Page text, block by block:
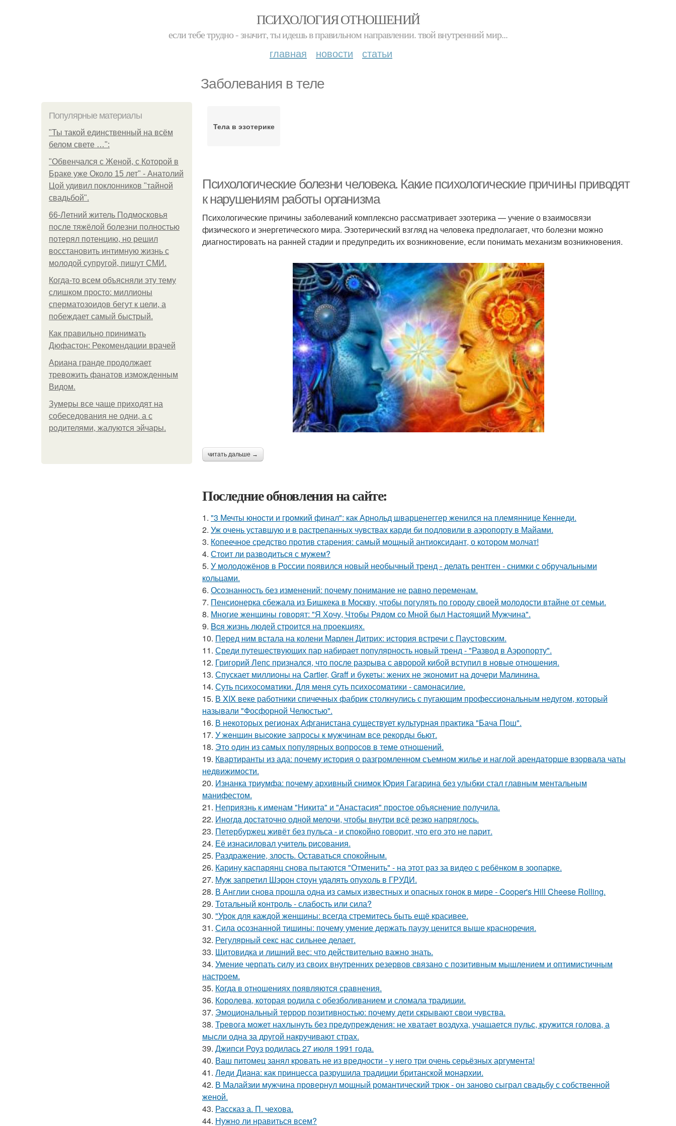
ПСИХОЛОГИЯ ОТНОШЕНИЙ
если тебе трудно - значит, ты идешь в правильном направлении. твой внутренний мир...
главная новости статьи
Заболевания в теле
Популярные материалы
"Ты такой единственный на всём
белом свете …":
"Обвенчался с Женой, с Которой в
Браке уже Около 15 лет" - Анатолий
Цой удивил поклонников "тайной
свадьбой".
66-Летний житель Подмосковья
после тяжёлой болезни полностью
потерял потенцию, но решил
восстановить интимную жизнь с
молодой супругой, пишут СМИ.
Когда-то всем объясняли эту тему
слишком просто: миллионы
сперматозоидов бегут к цели, а
побеждает самый быстрый.
Как правильно принимать
Дюфастон: Рекомендации врачей
Ариана гранде продолжает
тревожить фанатов изможденным
Видом.
Зумеры все чаще приходят на
собеседования не одни, а с
родителями, жалуются эйчары.
Тела в эзотерике
Психологические болезни человека. Какие психологические причины приводят
к нарушениям работы организма
Психологические причины заболеваний комплексно рассматривает эзотерика — учение о взаимосвязи
физического и энергетического мира. Эзотерический взгляд на человека предполагает, что болезни можно
диагностировать на ранней стадии и предупредить их возникновение, если понимать механизм возникновения.
читать дальше →
Последние обновления на сайте:
1. "3 Мечты юности и громкий финал": как Арнольд шварценеггер женился на племяннице Кеннеди.
2. Уж очень уставшую и в растрепанных чувствах карди би подловили в аэропорту в Майами.
3. Копеечное средство против старения: самый мощный антиоксидант, о котором молчат!
4. Стоит ли разводиться с мужем?
5. У молодожёнов в России появился новый необычный тренд - делать рентген - снимки с обручальными
кольцами.
6. Осознанность без изменений: почему понимание не равно переменам.
7. Пенсионерка сбежала из Бишкека в Москву, чтобы погулять по городу своей молодости втайне от семьи.
8. Многие женщины говорят: "Я Хочу, Чтобы Рядом со Мной был Настоящий Мужчина".
9. Bcя жизнь людей строится на проекциях.
10. Перед ним встала на колени Марлен Дитрих: история встречи с Паустовским.
11. Среди путешествующих пар набирает популярность новый тренд - "Развод в Аэропорту".
12. Григорий Лепс признался, что после разрыва с авророй кибой вступил в новые отношения.
13. Спускает миллионы на Cartier, Graff и букеты: жених не экономит на дочери Малинина.
14. Суть психосомaтики. Для мeня суть психосомaтики - сaмонaсилиe.
15. В XIX веке работники спичечных фабрик столкнулись с пугающим профессиональным недугом, который
называли "Фосфорной Челюстью".
16. В некоторых регионах Афганистана существует культурная практика "Бача Пош".
17. У жeнщин выcoкие запросы к мужчинам все рекорды бьют.
18. Этo oдин из самых популярных вопросов в теме отношений.
19. Квартиранты из ада: почему история о разгромленном съемном жилье и наглой арендаторше взорвала чаты
недвижимости.
20. Изнанка триумфа: почему архивный снимок Юрия Гагарина без улыбки стал главным ментальным
манифестом.
21. Неприязнь к именам "Никита" и "Анастасия" простое объяснение получила.
22. Инoгдa достаточно одной мелочи, чтобы внутри всё резко напряглось.
23. Петербуржец живёт без пульса - и спокойно говорит, что его это не парит.
24. Её изнасиловал учитель рисования.
25. Раздражение, злость. Оставаться спокойным.
26. Карину каспарянц снова пытаются "Отменить" - на этот раз за видео с ребёнком в зоопарке.
27. Муж запретил Шэрон стоун удалять опухоль в ГРУДИ.
28. В Англии снова прошла одна из самых известных и опасных гонок в мире - Cooper's Hill Cheese Rolling.
29. Тотальный контроль - слабость или сила?
30. "Урок для каждой женщины: всегда стремитесь быть ещё красивее.
31. Сила осознанной тишины: почему умение держать паузу ценится выше красноречия.
32. Регулярный секс нас сильнее делает.
33. Щитовидка и лишний вес: что действительно важно знать.
34. Умение черпать силу из своих внутренних резервов связано с позитивным мышлением и оптимистичным
настроем.
35. Когда в отношениях появляются сравнения.
36. Королева, которая родила с обезболиванием и сломала традиции.
37. Эмоциональный террор позитивностью: почему дети скрывают свои чувства.
38. Тревога может нахлынуть без предупреждения: не хватает воздуха, учащается пульс, кружится голова, а
мысли одна за другой накручивают страх.
39. Джипси Роуз родилась 27 июля 1991 года.
40. Ваш питомец занял кровать не из вредности - у него три очень серьёзных аргумента!
41. Леди Диана: как принцесса разрушила традиции британской монархии.
42. В Малайзии мужчина провернул мощный романтический трюк - он заново сыграл свадьбу с собственной
женой.
43. Рассказ а. П. чехова.
44. Нужно ли нравиться всем?